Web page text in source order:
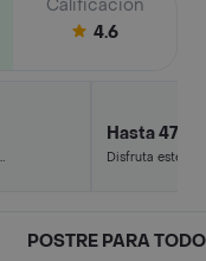
Calificación
4.6
Hasta 47%
Disfruta este
POSTRE PARA